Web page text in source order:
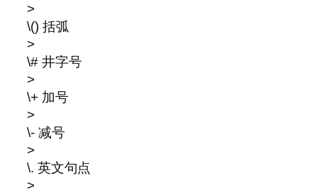
>
\() 括弧
>
\# 井字号
>
\+ 加号
>
\- 减号
>
\. 英文句点
>